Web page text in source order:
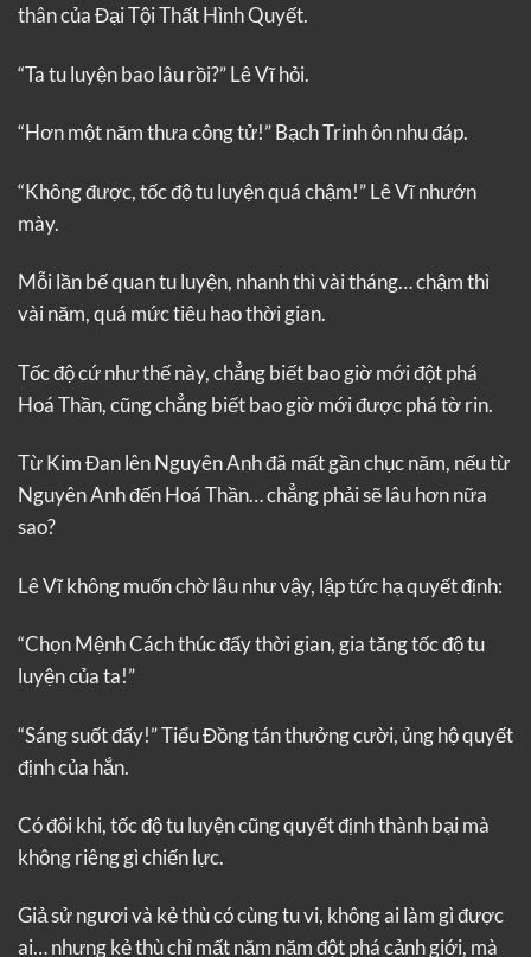
thân của Đại Tội Thất Hình Quyết.
“Ta tu luyện bao lâu rồi?” Lê Vĩ hỏi.
“Hơn một năm thưa công tử!” Bạch Trinh ôn nhu đáp.
“Không được, tốc độ tu luyện quá chậm!” Lê Vĩ nhướn
mày.
Mỗi lần bế quan tu luyện, nhanh thì vài tháng… chậm thì
vài năm, quá mức tiêu hao thời gian.
Tốc độ cứ như thế này, chẳng biết bao giờ mới đột phá
Hoá Thần, cũng chẳng biết bao giờ mới được phá tờ rin.
Từ Kim Đan lên Nguyên Anh đã mất gần chục năm, nếu từ
Nguyên Anh đến Hoá Thần… chẳng phải sẽ lâu hơn nữa
sao?
Lê Vĩ không muốn chờ lâu như vậy, lập tức hạ quyết định:
“Chọn Mệnh Cách thúc đẩy thời gian, gia tăng tốc độ tu
luyện của ta!”
“Sáng suốt đấy!” Tiểu Đồng tán thưởng cười, ủng hộ quyết
định của hắn.
Có đôi khi, tốc độ tu luyện cũng quyết định thành bại mà
không riêng gì chiến lực.
Giả sử ngươi và kẻ thù có cùng tu vi, không ai làm gì được
ai… nhưng kẻ thù chỉ mất năm năm đột phá cảnh giới, mà